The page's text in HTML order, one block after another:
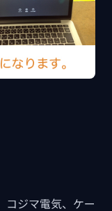
コジマ電気、ケー